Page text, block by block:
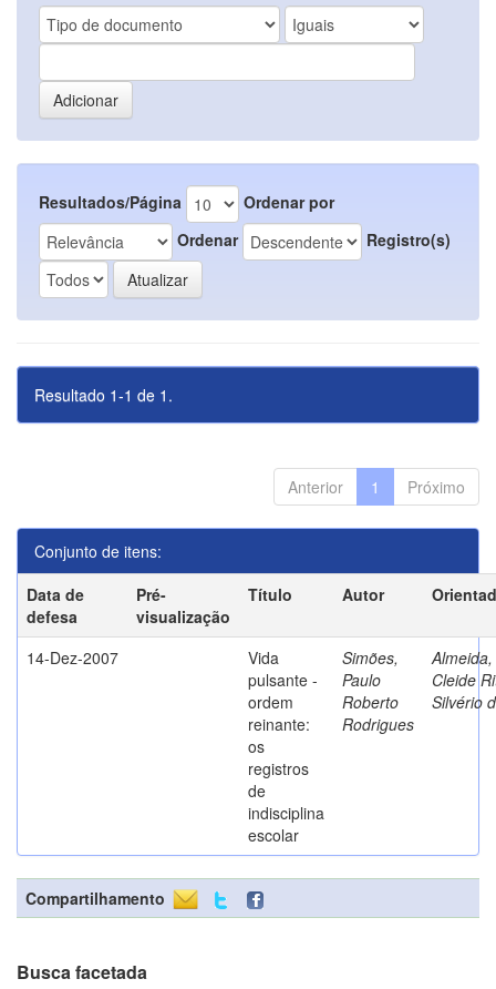
Resultados/Página
Ordenar por
Ordenar
Registro(s)
Resultado 1-1 de 1.
Anterior 1 Próximo
Conjunto de itens:
Data de
defesa
Pré-
visualização
Título Autor
14-Dez-2007
Vida
pulsante -
ordem
reinante:
os
registros
de
indisciplina
escolar
Simões,
Paulo
Roberto
Rodrigues
Almeida,
Cleide
Silvério
Compartilhamento
Busca facetada